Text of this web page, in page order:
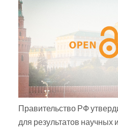
Правительство РФ
для результатов научных